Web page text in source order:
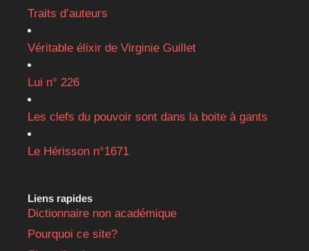
Traits d’auteurs
Véritable élixir de Virginie Guillet
Lui n° 226
Les clefs du pouvoir sont dans la boite à gants
Le Hérisson n°1671
Liens rapides
Dictionnaire non académique
Pourquoi ce site?